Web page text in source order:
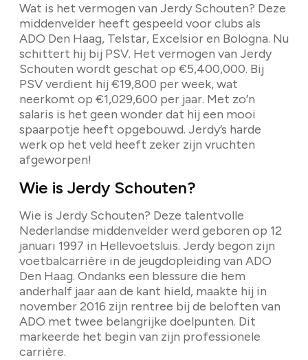
Wat is het vermogen van Jerdy Schouten? Deze
middenvelder heeft gespeeld voor clubs als
ADO Den Haag, Telstar, Excelsior en Bologna. Nu
schittert hij bij PSV. Het vermogen van Jerdy
Schouten wordt geschat op €5,400,000. Bij
PSV verdient hij €19,800 per week, wat
neerkomt op €1,029,600 per jaar. Met zo’n
salaris is het geen wonder dat hij een mooi
spaarpotje heeft opgebouwd. Jerdy’s harde
werk op het veld heeft zeker zijn vruchten
afgeworpen!
Wie is Jerdy Schouten?
Wie is Jerdy Schouten? Deze talentvolle
Nederlandse middenvelder werd geboren op 12
januari 1997 in Hellevoetsluis. Jerdy begon zijn
voetbalcarrière in de jeugdopleiding van ADO
Den Haag. Ondanks een blessure die hem
anderhalf jaar aan de kant hield, maakte hij in
november 2016 zijn rentree bij de beloften van
ADO met twee belangrijke doelpunten. Dit
markeerde het begin van zijn professionele
carrière.